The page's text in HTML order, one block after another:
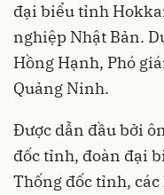
đại biểu tỉnh
nghiệp Nhật Bản.
Hồng Hạnh, Phó
Quảng Ninh.
Được dẫn đầu bởi
đốc tỉnh, đoàn đại
Thống đốc tỉnh,